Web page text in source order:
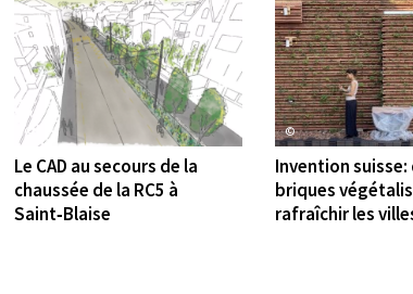
©
Le CAD au secours de la
chaussée de la RC5 à
Saint‑Blaise
©
Invention suisse:
briques
rafraîchir les